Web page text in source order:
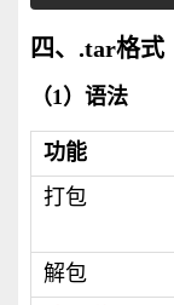
四、.tar格式
（1）语法
功能
打包
解包